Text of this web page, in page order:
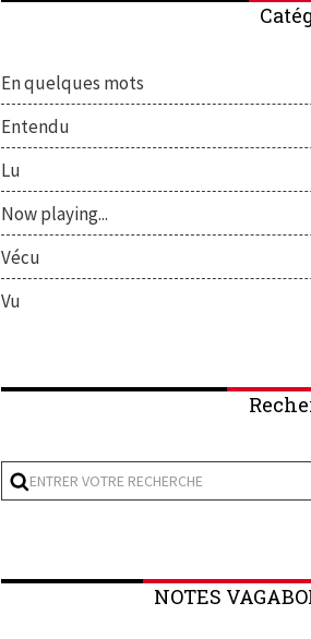
En quelques mots
Entendu
Lu
Now playing...
Vécu
Vu
NOTES